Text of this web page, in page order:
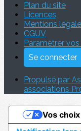
Plan du site
Licences
Mentions
CGUV
Paramétrer
Se connecter
Propulsé par
associations
Vos